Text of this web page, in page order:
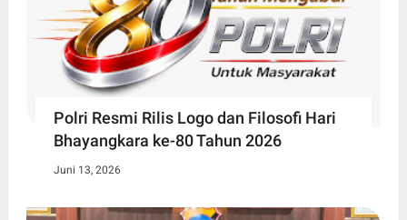
Polri Resmi Rilis Logo dan Filosofi Hari
Bhayangkara ke-80 Tahun 2026
Juni 13, 2026